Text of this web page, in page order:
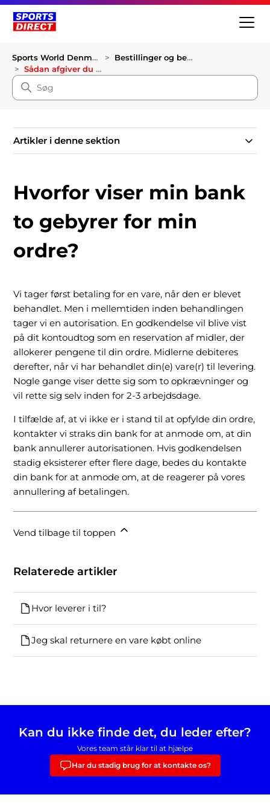
Sports World Denmark
Bestillinger og betalinger
Sådan afgiver du en bestilling
Artikler i denne sektion
Hvorfor viser min bank
to gebyrer for min
ordre?
Vi tager først betaling for en vare, når den er blevet
behandlet. Men i mellemtiden inden behandlingen
tager vi en autorisation. En godkendelse vil blive vist
på dit kontoudtog som en reservation af midler, der
allokerer pengene til din ordre. Midlerne debiteres
derefter, når vi har behandlet din(e) vare(r) til levering.
Nogle gange viser dette sig som to opkrævninger og
vil rette sig selv inden for 2-3 arbejdsdage.
I tilfælde af, at vi ikke er i stand til at opfylde din ordre,
kontakter vi straks din bank for at anmode om, at din
bank annullerer autorisationen. Hvis godkendelsen
stadig eksisterer efter flere dage, bedes du kontakte
din bank for at anmode om, at de reagerer på vores
annullering af betalingen.
Vend tilbage til toppen
Relaterede artikler
Hvor leverer i til?
Jeg skal returnere en vare købt online
Kan du ikke finde det, du leder efter?
Vores team står klar til at hjælpe
Har du stadig brug for at kontakte os?